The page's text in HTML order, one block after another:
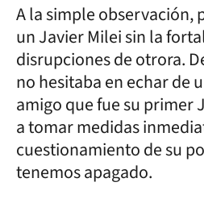
A la simple observación,
un Javier Milei sin la
disrupciones de otrora.
no hesitaba en echar de
amigo que fue su primer
a tomar medidas
cuestionamiento de su
tenemos apagado.